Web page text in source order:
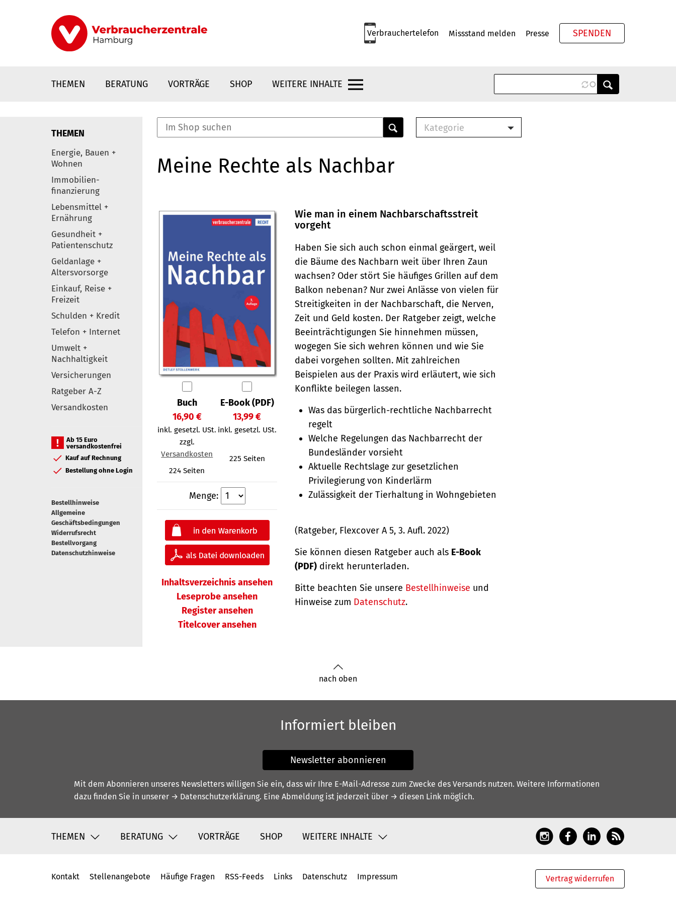
Verbrauchertelefon Missstand melden Presse SPENDEN
THEMEN BERATUNG VORTRÄGE SHOP WEITERE INHALTE
Elemente
THEMEN
Energie, Bauen +
Wohnen
Immobilien-
finanzierung
Lebensmittel +
Ernährung
Gesundheit +
Patientenschutz
Geldanlage +
Altersvorsorge
Einkauf, Reise +
Freizeit
Schulden + Kredit
Telefon + Internet
Umwelt +
Nachhaltigkeit
Versicherungen
Ratgeber A-Z
Versandkosten
Ab 15 Euro
versandkostenfrei
Kauf auf Rechnung
Bestellung ohne Login
Bestellhinweise
Allgemeine
Geschäftsbedingungen
Widerrufsrecht
Bestellvorgang
Datenschutzhinweise
Kategorie
Buch
Meine Rechte als Nachbar
Buch
16,90 €
inkl. gesetzl. USt.
zzgl.
Versandkosten
224 Seiten
E-Book (PDF)
13,99 €
inkl. gesetzl. USt.
225 Seiten
Menge:
Inhaltsverzeichnis ansehen
Leseprobe ansehen
Register ansehen
Titelcover ansehen
Wie man in einem Nachbarschaftsstreit
vorgeht
Haben Sie sich auch schon einmal geärgert, weil
die Bäume des Nachbarn weit über Ihren Zaun
wachsen? Oder stört Sie häufiges Grillen auf dem
Balkon nebenan? Nur zwei Anlässe von vielen für
Streitigkeiten in der Nachbarschaft, die Nerven,
Zeit und Geld kosten. Der Ratgeber zeigt, welche
Beein­träch­ti­gungen Sie hin­nehmen müssen,
wogegen Sie sich wehren können und wie Sie
dabei vorgehen sollten. Mit zahlreichen
Beispielen aus der Praxis wird erläutert, wie sich
Konflikte beilegen lassen.
Was das bürgerlich-rechtliche Nachbarrecht
regelt
Welche Regelungen das Nachbarrecht der
Bundesländer vorsieht
Aktuelle Rechtslage zur gesetzlichen
Privilegierung von Kinderlärm
Zulässigkeit der Tierhaltung in Wohngebieten
(Ratgeber, Flexcover A 5, 3. Aufl. 2022)
Sie können diesen Ratgeber auch als E-Book
(PDF) direkt herunterladen.
Bitte beachten Sie unsere Bestellhinweise und
Hinweise zum Datenschutz.
nach oben
Informiert bleiben
Newsletter abonnieren
Mit dem Abonnieren unseres Newsletters willigen Sie ein, dass wir Ihre E-Mail-Adresse zum Zwecke des Versands nutzen. Weitere Informationen
dazu finden Sie in unserer → Datenschutzerklärung. Eine Abmeldung ist jederzeit über → diesen Link möglich.
THEMEN BERATUNG VORTRÄGE SHOP WEITERE INHALTE
Fußbereich
Kontakt Stellenangebote Häufige Fragen RSS-Feeds Links Datenschutz Impressum Vertrag widerrufen